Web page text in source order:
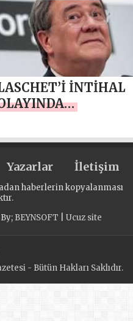
DEDİ!
İNTİHAL
Yazarlar İletişim
haberlerin kopyalanması
BEYNSOFT Ucuz site
- Bütün Hakları Saklıdır.